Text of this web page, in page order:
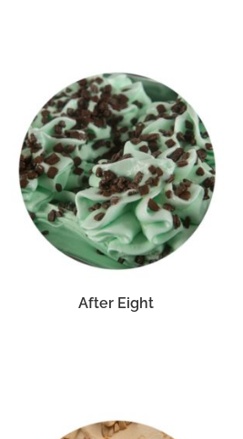
After Eight